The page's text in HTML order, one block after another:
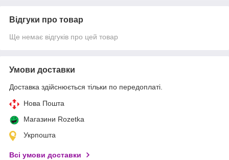
Відгуки про товар
Ще немає відгуків про цей товар
Умови доставки
Доставка здійснюється тільки по передоплаті.
Нова Пошта
Магазини Rozetka
Укрпошта
Всі умови доставки